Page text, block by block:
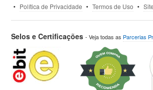
Política de Privacidade
Termos de Uso
Selos e Certificações- Veja todas as Parcerias